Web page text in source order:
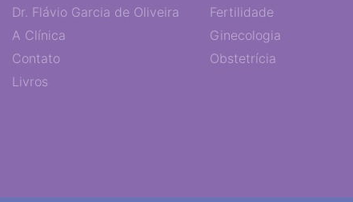
Dr. Flávio Garcia de Oliveira
A Clínica
Contato
Livros
Fertilidade
Ginecologia
Obstetrícia